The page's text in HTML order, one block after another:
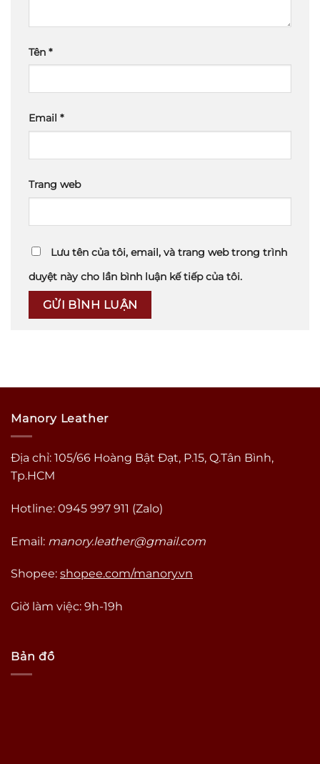
Tên *
Email *
Trang web
Lưu tên của tôi, email, và trang web trong trình
duyệt này cho lần bình luận kế tiếp của tôi.
Manory Leather
Địa chỉ: 105/66 Hoàng Bật Đạt, P.15, Q.Tân Bình,
Tp.HCM
Hotline: 0945 997 911 (Zalo)
Email: manory.leather@gmail.com
Shopee: shopee.com/manory.vn
Giờ làm việc: 9h-19h
Bản đồ